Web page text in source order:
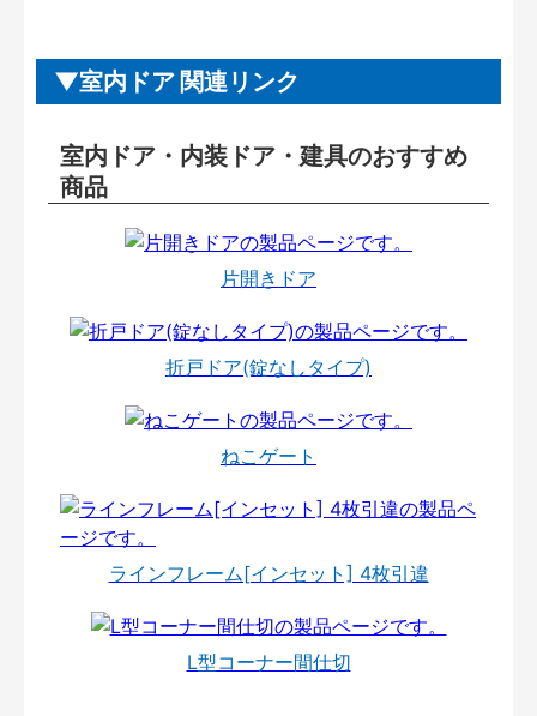
室内ドア 関連リンク
室内ドア・内装ドア・建具のおすすめ
商品
片開きドア
折戸ドア(錠なしタイプ)
ねこゲート
ラインフレーム[インセット] 4枚引違
L型コーナー間仕切